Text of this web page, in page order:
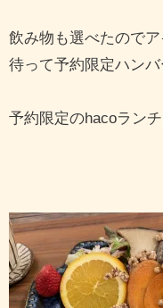
飲み物も選べたので
待って予約限定ハンバ
予約限定のhacoランチ